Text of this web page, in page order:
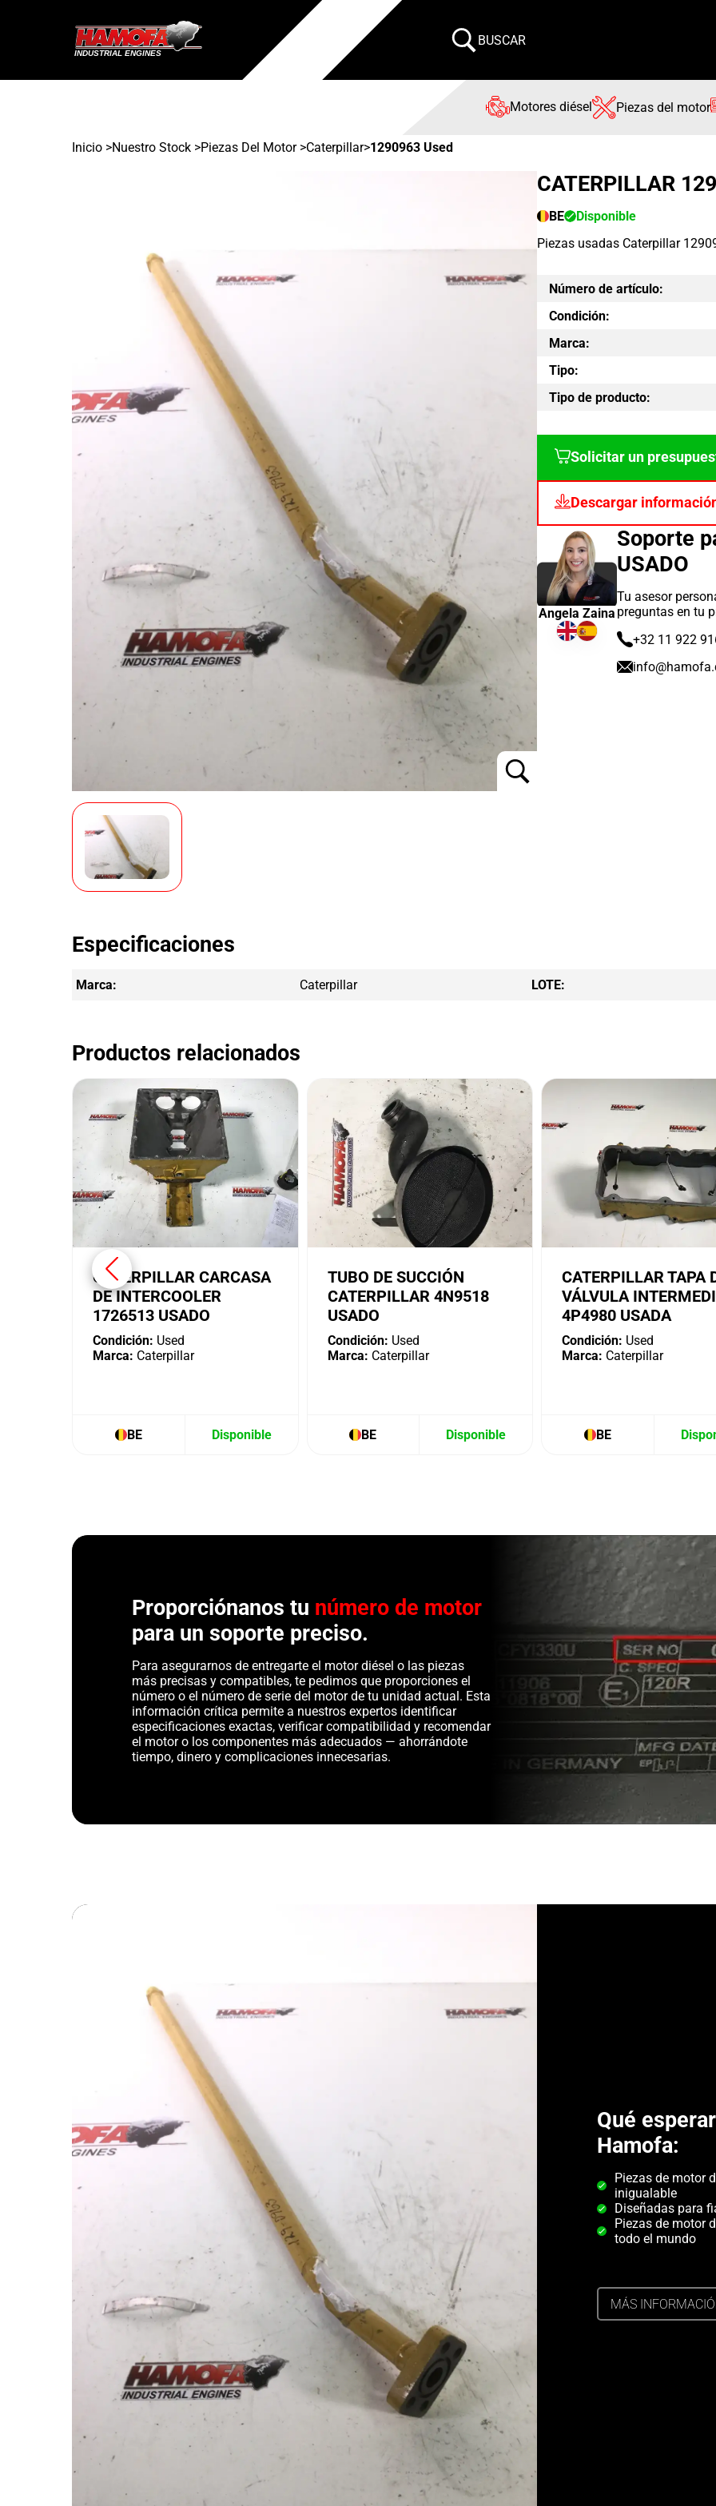
BUSCAR
Motores diésel Piezas del motor
Inicio >Nuestro Stock >Piezas Del Motor >Caterpillar>1290963 Used
CATERPILLAR
BE
Disponible
Piezas usadas Caterpillar
Número de artículo:
Condición:
Marca:
Tipo:
Tipo de producto:
Solicitar un
Descargar
Soporte
USADO
Tu asesor
preguntas en tu
+32 11 922
Angela Zaina
Especificaciones
Marca: Caterpillar LOTE:
Productos relacionados
CATERPILLAR CARCASA
DE INTERCOOLER
1726513 USADO
Condición: Used
Marca: Caterpillar
BE Disponible
TUBO DE SUCCIÓN
CATERPILLAR 4N9518
USADO
Condición: Used
Marca: Caterpillar
BE Disponible
CATERPILLAR TAPA
VÁLVULA
4P4980 USADA
Condición: Used
Marca: Caterpillar
BE
Proporciónanos tu número de motor
para un soporte preciso.
Para asegurarnos de entregarte el motor diésel o las piezas
más precisas y compatibles, te pedimos que proporciones el
número o el número de serie del motor de tu unidad actual. Esta
información crítica permite a nuestros expertos identificar
especificaciones exactas, verificar compatibilidad y recomendar
el motor o los componentes más adecuados — ahorrándote
tiempo, dinero y complicaciones innecesarias.
Qué
Hamofa:
Piezas de motor
inigualable
Diseñadas para
Piezas de motor
todo el mundo
MÁS